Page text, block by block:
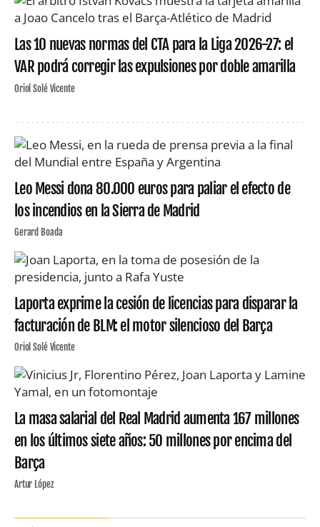
Las 10 nuevas normas del CTA para la Liga 2026-27: el
VAR podrá corregir las expulsiones por doble amarilla
Oriol Solé Vicente
Leo Messi dona 80.000 euros para paliar el efecto de
los incendios en la Sierra de Madrid
Gerard Boada
Laporta exprime la cesión de licencias para disparar la
facturación de BLM: el motor silencioso del Barça
Oriol Solé Vicente
La masa salarial del Real Madrid aumenta 167 millones
en los últimos siete años: 50 millones por encima del
Barça
Artur López